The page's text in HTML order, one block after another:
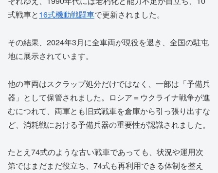
式戦車と16式機動戦闘車で更新されました。
その結果、2024年3月に全車両が現役を退き、全国の駐屯
地に展示されています。
他の車両はスクラップ処分だけではなく、一部は「予備兵
器」として保管されました。ロシア＝ウクライナ戦争が進
むにつれて、両軍とも旧式戦車を倉庫から引っ張り出すな
ど、消耗戦における予備兵器の重要性が認識されました。
たとえ74式のような古い戦車であっても、状況や運用次
第ではまだまだ役立ち、74式も再利用できる体制を整え